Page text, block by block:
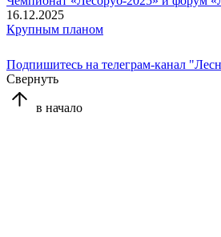
16.12.2025
Крупным планом
Подпишитесь на телеграм-канал
Свернуть
в начало